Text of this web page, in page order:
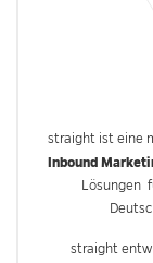
straight ist eine
Inbound
Lösungen
straight